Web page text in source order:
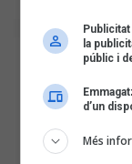
la
públic i
d’un
Més